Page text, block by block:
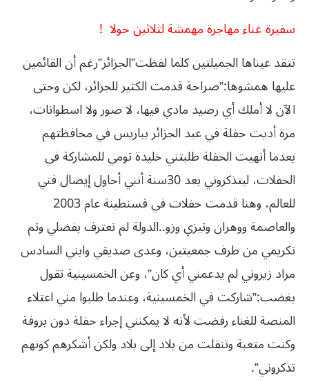
سفيرة غناء مهاجرة مهمشة لثلاثين حولا !
تتقد عيناها الجميلتين كلما لفظت”الجزائر”رغم أن القائمين
عليها همشوها:”صراحة قدمت الكثير للجزائر، لكن وحتى
الآن لا أملك أي رصيد مادي فيها، لا صور ولا اسطوانات،
مرة أديت حفلة في عيد الجزائر بباريس في محافظتهم
بعدما أنهيت الحفلة طلبتني خليدة تومي للمشاركة في
الحفلات، ليتذكروني بعد 30سنة أنني أحاول إيصال فني
للعالم، وهنا قدمت حفلات في قسنطينة عام 2003
والعاصمة ووهران وتيزي وزو..الدولة لم تعترف بفضلي وتم
تكريمي من طرف جمعيتين، وعدى صديقي وابني السادس
مراد زيروني لم يدعمني أي كان”، وعن الخمسينية تقول
بغضب:”شاركت في الخمسينية، وعندما طلبوا مني اعتلاء
المنصة للغناء رفضت لأنه لا يمكنني إجراء حفلة دون بروفة
وكنت متعبة وتنقلت من بلاد إلى بلاد ولكن أشكرهم كونهم
تذكروني”.